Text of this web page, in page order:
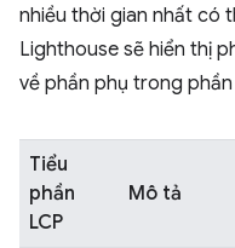
nhiều thời gian nhất có
Lighthouse sẽ hiển thị
về phần phụ trong
Tiểu
phần
LCP
Mô tả